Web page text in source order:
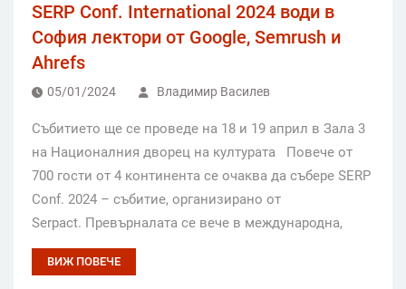
SERP Conf. International 2024 води в
София лектори от Google, Semrush и
Ahrefs
05/01/2024 Владимир Василев
Събитието ще се проведе на 18 и 19 април в Зала 3
на Националния дворец на културата Повече от
700 гости от 4 континента се очаква да събере SERP
Conf. 2024 – събитие, организирано от
Serpact. Превърналата се вече в международна,
ВИЖ ПОВЕЧЕ